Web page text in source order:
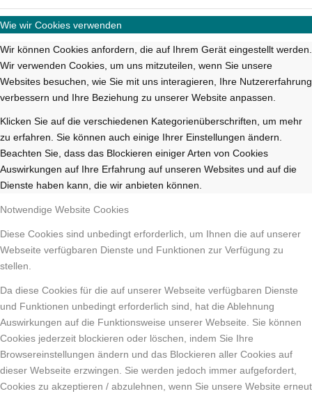
Wie wir Cookies verwenden
Wir können Cookies anfordern, die auf Ihrem Gerät eingestellt werden.
Wir verwenden Cookies, um uns mitzuteilen, wenn Sie unsere
Websites besuchen, wie Sie mit uns interagieren, Ihre Nutzererfahrung
verbessern und Ihre Beziehung zu unserer Website anpassen.
Klicken Sie auf die verschiedenen Kategorienüberschriften, um mehr
zu erfahren. Sie können auch einige Ihrer Einstellungen ändern.
Beachten Sie, dass das Blockieren einiger Arten von Cookies
Auswirkungen auf Ihre Erfahrung auf unseren Websites und auf die
Dienste haben kann, die wir anbieten können.
Notwendige Website Cookies
Diese Cookies sind unbedingt erforderlich, um Ihnen die auf unserer
Webseite verfügbaren Dienste und Funktionen zur Verfügung zu
stellen.
Da diese Cookies für die auf unserer Webseite verfügbaren Dienste
und Funktionen unbedingt erforderlich sind, hat die Ablehnung
Auswirkungen auf die Funktionsweise unserer Webseite. Sie können
Cookies jederzeit blockieren oder löschen, indem Sie Ihre
Browsereinstellungen ändern und das Blockieren aller Cookies auf
dieser Webseite erzwingen. Sie werden jedoch immer aufgefordert,
Cookies zu akzeptieren / abzulehnen, wenn Sie unsere Website erneut